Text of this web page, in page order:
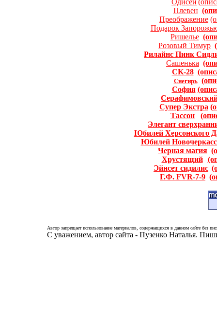
Одисей
Плевен
Преображение
Подарок
Ришелье
Розовый Тимур
Рилайнс Пинк
Сашенька
CK-28
Снегирь
София
Супер Экстра
Тассон
Элегант
Юбилей Херсонского
Юбилей
Черная магия
Хрустящий
Эйнсет сидилис
Г.Ф. FVR-7-9
Автор запрещает использование материалов, содержащихся в данном сайте без
С уважением, автор сайта - Пузенко Наталья.